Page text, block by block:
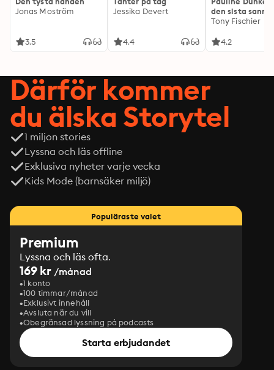
Jonas Moström
3.5
Jessika Devert
4.4
den sista
Tony Fischier
4.2
Därför kommer
du älska Storytel
1 miljon stories
Lyssna och läs offline
Exklusiva nyheter varje vecka
Kids Mode (barnsäker miljö)
Populäraste valet
Premium
Lyssna och läs ofta.
169 kr /månad
1 konto
100 timmar/månad
Exklusivt innehåll
Avsluta när du vill
Obegränsad lyssning på podcasts
Starta erbjudandet